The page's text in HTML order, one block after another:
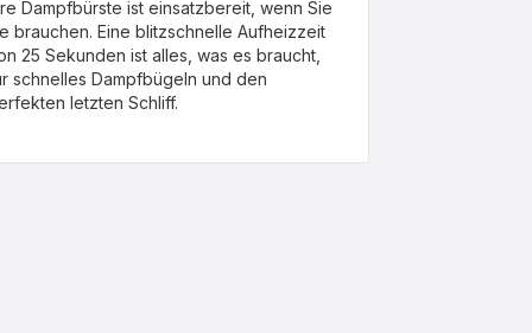
Dampfbürste ist einsatzbereit, wenn Sie
brauchen. Eine blitzschnelle Aufheizzeit
25 Sekunden ist alles, was es braucht,
schnelles Dampfbügeln und den
letzten Schliff.